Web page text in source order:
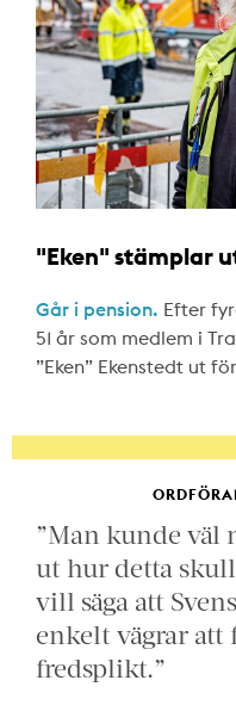
"Eken" stämplar
Går i pension. Efter
51 år som medlem i
”Eken” Ekenstedt ut
”Man kunde väl
ut hur detta
vill säga att
enkelt vägrar
fredsplikt.”